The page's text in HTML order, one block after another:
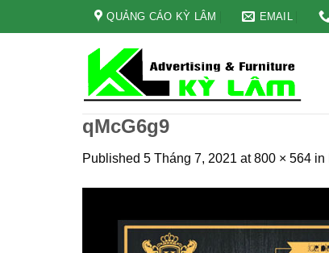
QUẢNG CÁO KỲ LÂM EMAIL
qMcG6g9
Published 5 Tháng 7, 2021 at800 × 564 in